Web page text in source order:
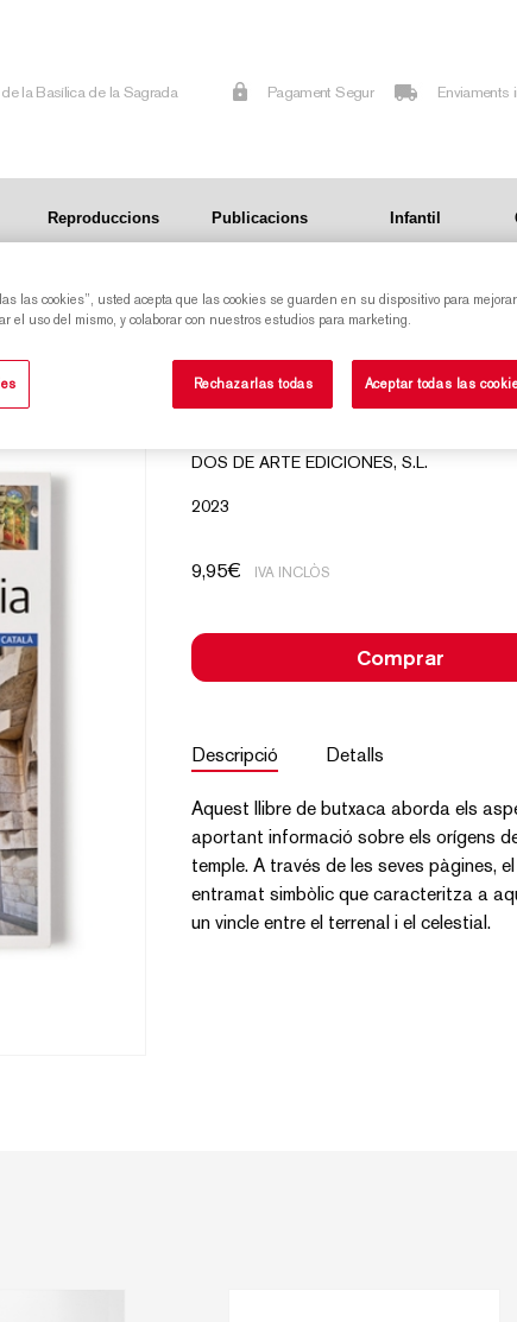
la Basílica de la Sagrada
Pagament Segur Enviaments
Reproduccions Publicacions Infantil
SAGRADA FAMÍLIA.
DOS DE ARTE EDICIONES, S.L.
2023
9,95€ IVA INCLÒS
Comprar
Descripció Detalls
Aquest llibre de butxaca aborda els
aportant informació sobre els orígens
temple. A través de les seves pàgines,
entramat simbòlic que caracteritza a
un vincle entre el terrenal i el celestial.
las cookies”, usted acepta que las cookies se guarden en su dispositivo para
el uso del mismo, y colaborar con nuestros estudios para marketing.
Rechazarlas todas Aceptar todas las